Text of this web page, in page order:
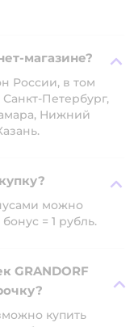
магазине?
России, в том
Петербург,
Нижний
можно
= 1 рубль.
GRANDORF
купить